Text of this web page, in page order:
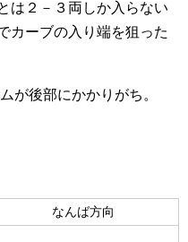
は２－３両しか入らない
カーブの入り端を狙った
が後部にかかりがち。
なんば方向